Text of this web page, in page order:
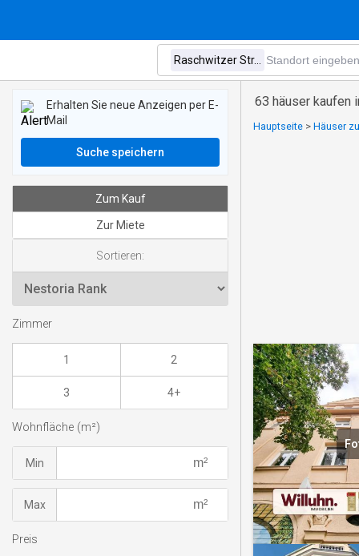
63 häuser kaufen
Hauptseite > Häuser
Erhalten Sie neue Anzeigen per E-
Mail
Suche speichern
Zum Kauf
Zur Miete
Sortieren:
Zimmer
1 2
3 4+
Wohnfläche (m²)
Min
Max
Preis